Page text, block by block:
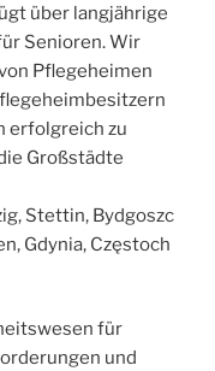
über langjährige
Senioren. Wir
Pflegeheimen
erfolgreich zu
Großstädte
Stettin, Bydgoszc
Gdynia, Częstoch
für
und